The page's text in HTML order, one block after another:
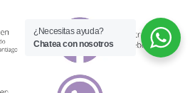
¿Necesitas ayuda?
Chatea con nosotros